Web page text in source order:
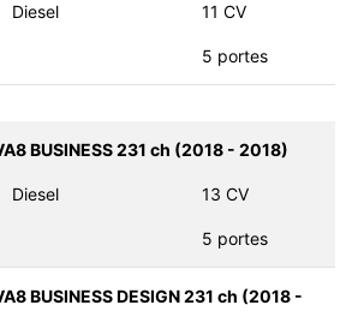
Diesel 11 CV
5 portes
BUSINESS 231 ch (2018 - 2018)
Diesel 13 CV
5 portes
BUSINESS DESIGN 231 ch (2018 -